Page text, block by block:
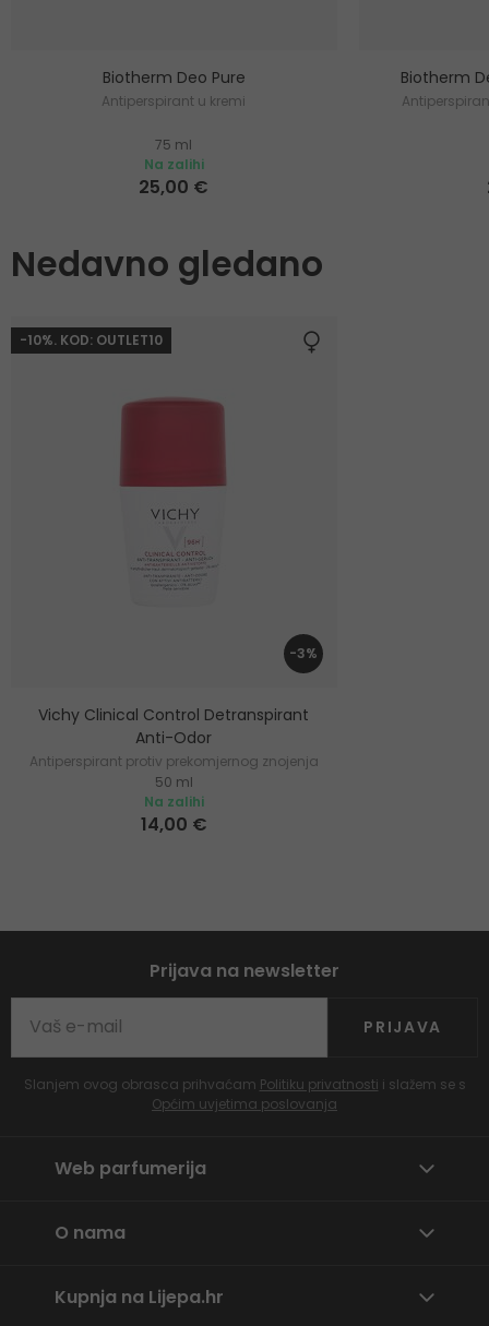
Biotherm Deo Pure
Antiperspirant u kremi
75 ml
Na zalihi
25,00 €
Biotherm
Nedavno gledano
-10%. KOD: OUTLET10
-3%
Vichy Clinical Control Detranspirant
Anti-Odor
Antiperspirant protiv prekomjernog znojenja
50 ml
Na zalihi
14,00 €
Prijava na newsletter
PRIJAVA
Slanjem ovog obrasca prihvaćam Politiku privatnosti i slažem se s
Općim uvjetima poslovanja
Web parfumerija
O nama
Kupnja na Lijepa.hr